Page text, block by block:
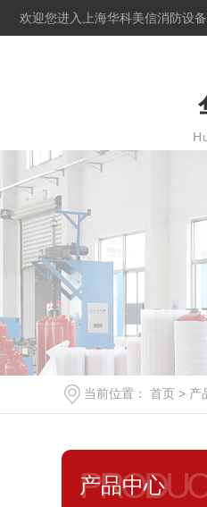
欢迎您进入上海华科美信消防设
当前位置： 首页 > 产
产品中心